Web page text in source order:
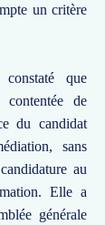
un critère
que
contentée de
du candidat
sans
au
Elle a
générale